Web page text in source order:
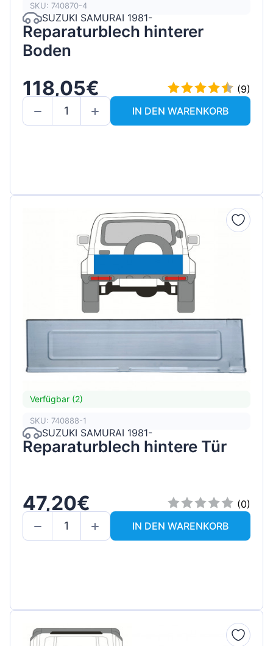
SKU: 740870-4
SUZUKI SAMURAI 1981-
Reparaturblech hinterer
Boden
118,05€
(9)
IN DEN WARENKORB
Verfügbar (2)
SKU: 740888-1
SUZUKI SAMURAI 1981-
Reparaturblech hintere Tür
47,20€
(0)
IN DEN WARENKORB